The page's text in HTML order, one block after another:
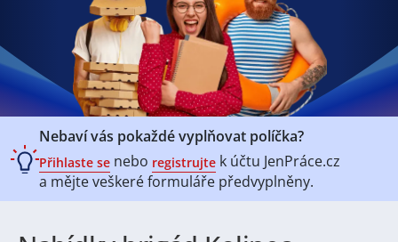
Nebaví vás pokaždé vyplňovat políčka?
Přihlaste se nebo registrujte k účtu JenPráce.cz
a mějte veškeréformuláře předvyplněny.